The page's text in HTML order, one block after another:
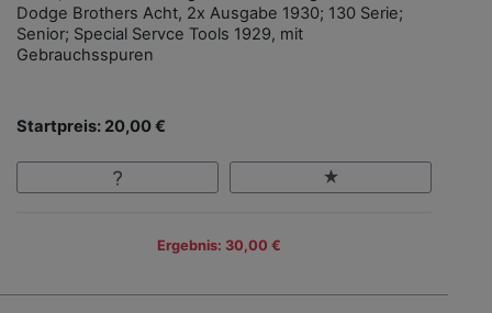
Dodge Brothers Acht, 2x Ausgabe 1930; 130 Serie;
Senior; Special Servce Tools 1929, mit
Gebrauchsspuren
Startpreis: 20,00 €
Ergebnis: 30,00 €